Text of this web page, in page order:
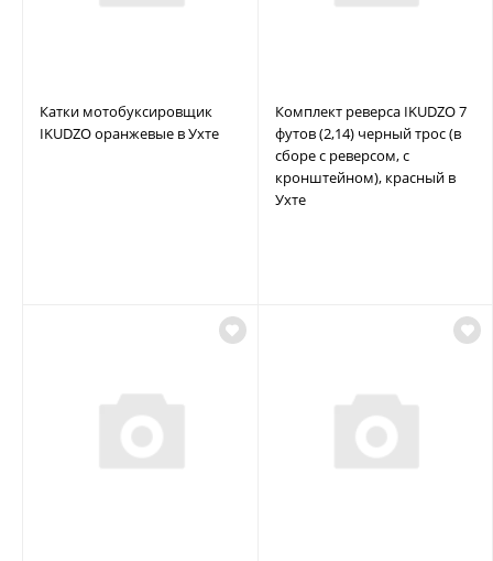
Катки мотобуксировщик
IKUDZO оранжевые в Ухте
Комплект реверса IKUDZO 7
футов (2,14) черный трос (в
сборе с реверсом, с
кронштейном), красный в
Ухте